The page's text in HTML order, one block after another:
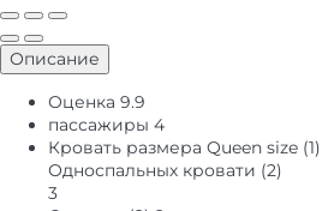
Описание
Оценка 9.9
пассажиры 4
Кровать размера Queen size (1)
Односпальных кровати (2)
3